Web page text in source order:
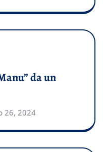
da un
26, 2024